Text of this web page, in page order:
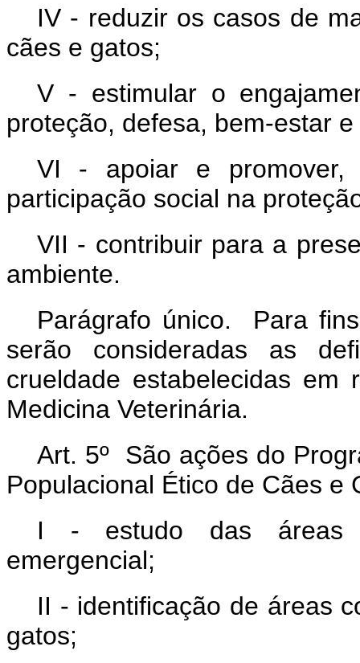
IV - reduzir os casos de
cães e gatos;
V - estimular o
proteção, defesa, bem-estar
VI - apoiar e promover,
participação social na
VII - contribuir para a
ambiente.
Parágrafo único. Para
serão consideradas as
crueldade estabelecidas em
Medicina Veterinária.
Art. 5º São ações do
Populacional Ético de Cães e
I - estudo das áreas
emergencial;
II - identificação de áreas
gatos;